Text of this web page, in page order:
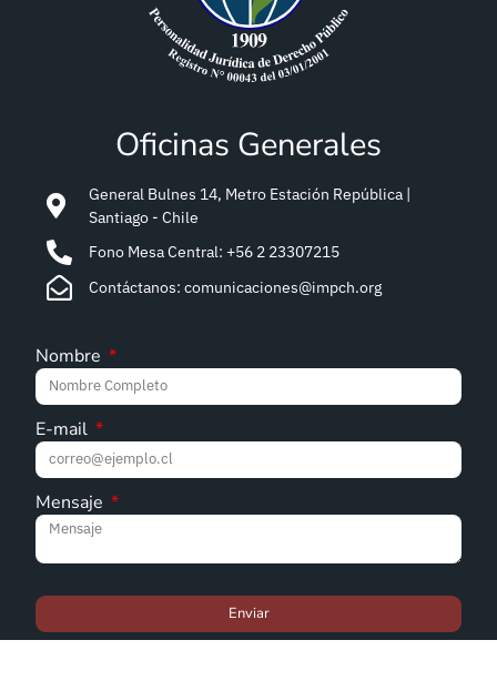
Oficinas Generales
General Bulnes 14, Metro Estación República |
Santiago - Chile
Fono Mesa Central: +56 2 23307215
Contáctanos: comunicaciones@impch.org
Nombre
E-mail
Mensaje
Enviar